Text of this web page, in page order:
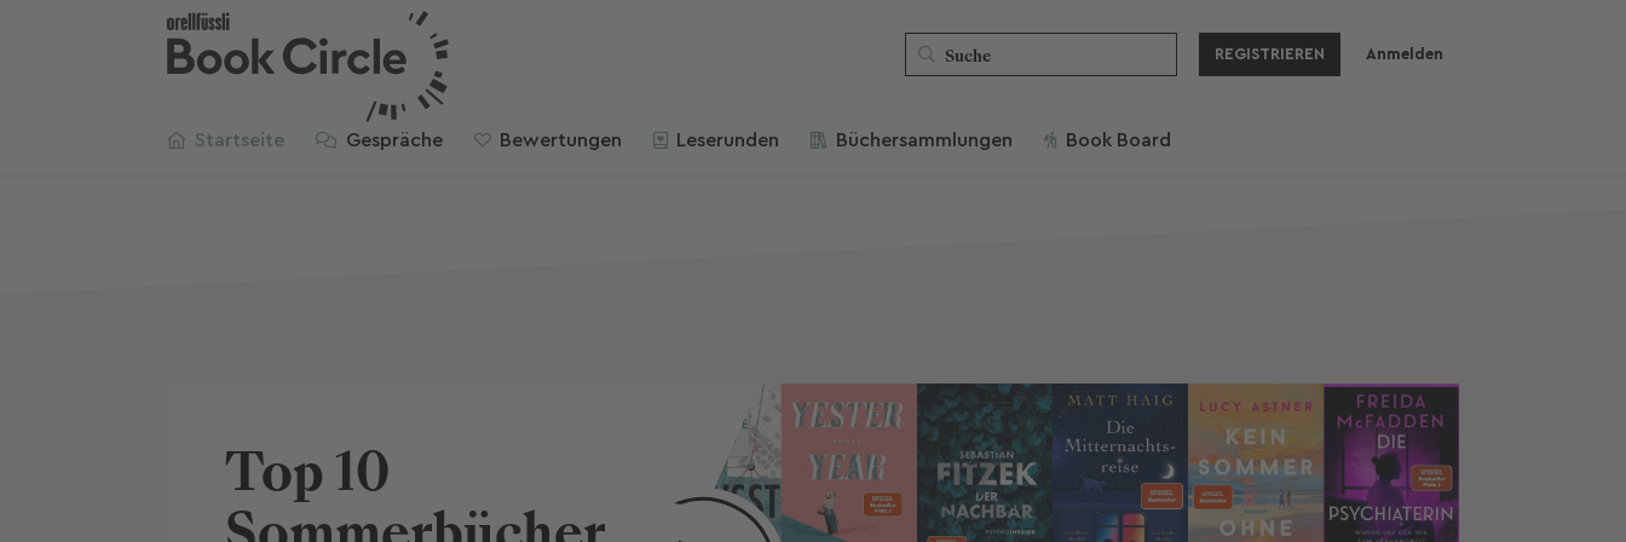
Startseite Gespräche Bewertungen Leserunden Büchersammlungen Book Board
REGISTRIEREN Anmelden
Top 10